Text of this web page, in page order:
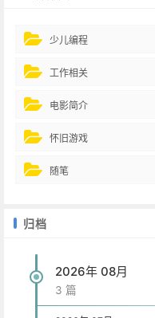
少儿编程
工作相关
电影简介
怀旧游戏
随笔
归档
2026年 08月
3 篇